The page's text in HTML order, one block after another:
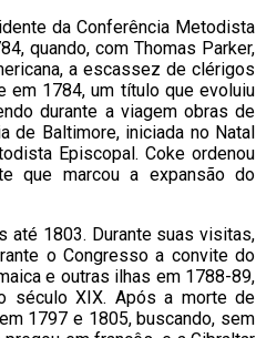
da Conferência Metodista
quando, com Thomas Parker,
a escassez de clérigos
em 1784, um título que evoluiu
durante a viagem obras de
de Baltimore, iniciada no Natal
Episcopal. Coke ordenou
que marcou a expansão do
até 1803. Durante suas visitas,
o Congresso a convite do
e outras ilhas em 1788-89,
século XIX. Após a morte de
1797 e 1805, buscando, sem